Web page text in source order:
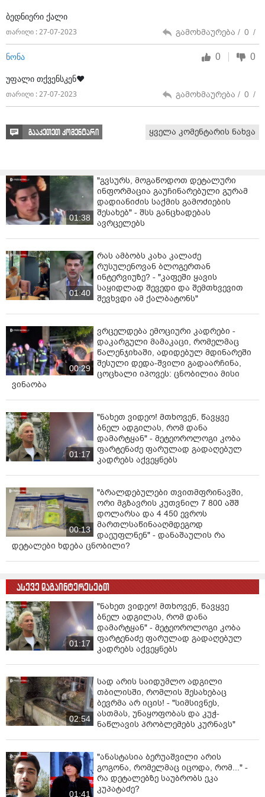
შეიცვალა.
წყვილის ცხოვრებაში სიახლეა. წლების შემდეგ,
პირველად აქვთ იმედი რომ რუსო ფეხზე დადგება და
ყავარჯნით სიარულს შეძელბს. ამისთვის კი დიდი
გარეშე ვერაფერს შეძლებენ.
დახმარების მსურველებს თანხის ჩარიცხვა შეუძლიათ
საქართველოს ბანკი: GE04BG0000000549886075GEL
მიმღები: მამუკა ჩაჩხიანი
ბედნიერი ქალი
თარიღი : 27-07-2023 გამოხმაურება / 0 /
ნონა 0 0
უფალი თქვენსკენ❤️
თარიღი : 27-07-2023 გამოხმაურება / 0 /
გააკეთეთ კომენტარი ყველა კომენტარის ნახვა
01:38
"გვსურს, მოგაწოდოთ დეტალური
ინფორმაცია გაუჩინარებული გურამ
დადიანიძის საქმის გამოძიების
შესახებ" - შსს განცხადებას
ავრცელებს
01:40
რას ამბობს კახა კალაძე
რუსულენოვან ბლოგერთან
ინტერვიუზე? - "კაფეში ყავის
საყიდლად შევედი და შემთხვევით
შევხვდი ამ ქალბატონს"
00:29
ვრცელდება ემოციური კადრები -
დაკარგული მამაკაცი, რომელმაც
წალენჯიხაში, ადიდებულ მდინარეში
შესული დედა-შვილი გადაარჩინა,
ცოცხალი იპოვეს: ცნობილია მისი
ვინაობა
01:17
"ნახეთ ვიდეო! მთხოვენ, წავყვე
ბნელ ადგილას, რომ დანა
დამარტყან" - მეტეოროლოგი კობა
ფარტენაძე ფარულად გადაღებულ
კადრებს აქვეყნებს
00:13
"ბრალდებულები თვითმფრინავში,
ორი მგზავრის კუთვნილ 7 800 აშშ
დოლარსა და 4 450 ევროს
მართლსაწინააღმდეგოდ
დაეუფლნენ" - დანაშაულის რა
დეტალები ხდება ცნობილი?
ასევე დაგაინტერესებთ
01:17
"ნახეთ ვიდეო! მთხოვენ, წავყვე
ბნელ ადგილას, რომ დანა
დამარტყან" - მეტეოროლოგი კობა
ფარტენაძე ფარულად გადაღებულ
კადრებს აქვეყნებს
02:54
სად არის საიდუმლო ადგილი
თბილისში, რომლის შესახებაც
ბევრმა არ იცის! - "სიმსივნეს,
ასთმას, უნაყოფობას და კუჭ-
ნაწლავის პრობლემებს კურნავს"
01:41
"ანასტასია ბერუაშვილი არის
გოგონა, რომელმაც იცოდა, რომ..." -
რა დეტალებზე საუბრობს ეკა
კუპატაძე?